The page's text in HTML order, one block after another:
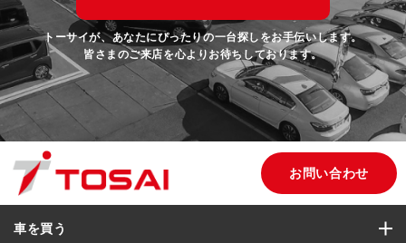
トーサイが、あなたにぴったりの一台探しをお手伝いします。
皆さまのご来店を心よりお待ちしております。
お問い合わせ
車を買う